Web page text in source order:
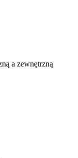
a zewnętrzną